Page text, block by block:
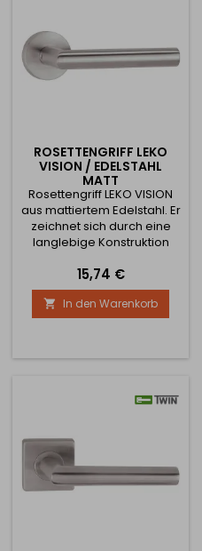
ROSETTENGRIFF LEKO
VISION / EDELSTAHL
MATT
Rosettengriff LEKO VISION
aus mattiertem Edelstahl. Er
zeichnet sich durch eine
langlebige Konstruktion
Verarbeitung aus. Geeignet
für Bereiche mit hoher
Frequenz der Nutzung
(Wohnungen, Schulen,
Preis
15,74 €
 In den Warenkorb